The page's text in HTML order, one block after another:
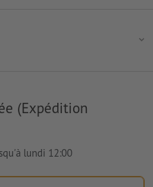
(Expédition
lundi 12:00